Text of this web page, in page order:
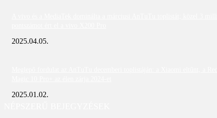
2025.04.05.
2025.01.02.